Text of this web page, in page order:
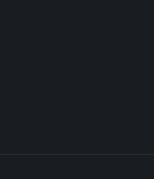
ARBEQUINA